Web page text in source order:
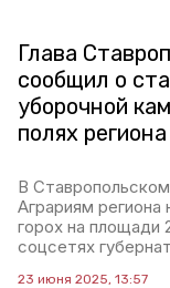
Глава
сообщил о
уборочной
полях региона
В
Аграриям
горох на площади
соцсетях
23 июня 2025, 13:57